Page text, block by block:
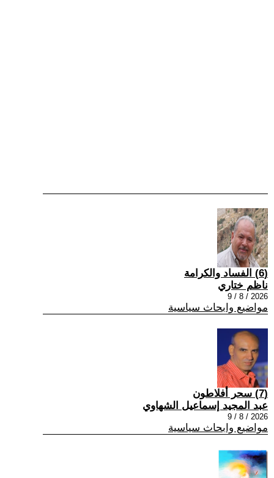
(6) الفساد والكرامة
ناظم ختاري
2026 / 8 / 9
مواضيع وابحاث سياسية
(7) سحر أفلاطون
عبد المجيد إسماعيل الشهاوي
2026 / 8 / 9
مواضيع وابحاث سياسية